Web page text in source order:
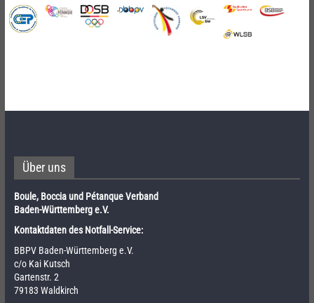
Über uns
Boule, Boccia und Pétanque Verband
Baden-Württemberg e.V.
Kontaktdaten des Notfall-Service:
BBPV Baden-Württemberg e.V.
c/o Kai Kutsch
Gartenstr. 2
79183 Waldkirch